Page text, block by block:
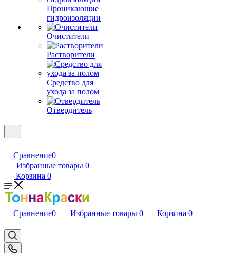
Проникающие
гидроизоляции
Очистители
Растворители
Средство для
ухода за полом
Отвердитель
Сравнение0
Избранные товары 0
Корзина 0
Сравнение0 Избранные товары 0 Корзина 0